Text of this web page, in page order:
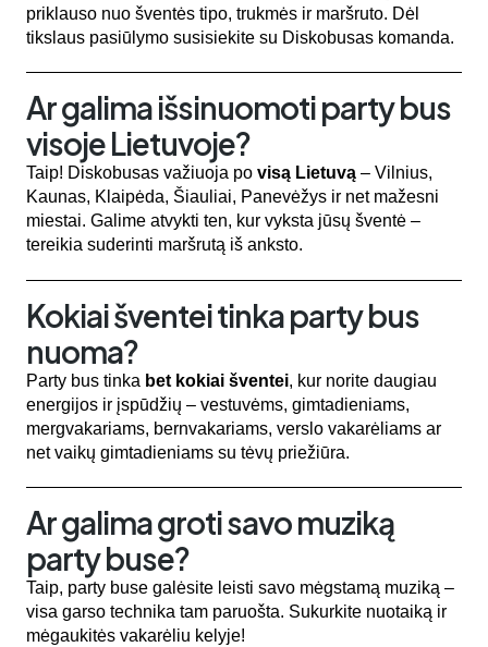
priklauso nuo šventės tipo, trukmės ir maršruto. Dėl
tikslaus pasiūlymo susisiekite su Diskobusas komanda.
Ar galima išsinuomoti party bus
visoje Lietuvoje?
Taip! Diskobusas važiuoja po visą Lietuvą – Vilnius,
Kaunas, Klaipėda, Šiauliai, Panevėžys ir net mažesni
miestai. Galime atvykti ten, kur vyksta jūsų šventė –
tereikia suderinti maršrutą iš anksto.
Kokiai šventei tinka party bus
nuoma?
Party bus tinka bet kokiai šventei, kur norite daugiau
energijos ir įspūdžių – vestuvėms, gimtadieniams,
mergvakariams, bernvakariams, verslo vakarėliams ar
net vaikų gimtadieniams su tėvų priežiūra.
Ar galima groti savo muziką
party buse?
Taip, party buse galėsite leisti savo mėgstamą muziką –
visa garso technika tam paruošta. Sukurkite nuotaiką ir
mėgaukitės vakarėliu kelyje!